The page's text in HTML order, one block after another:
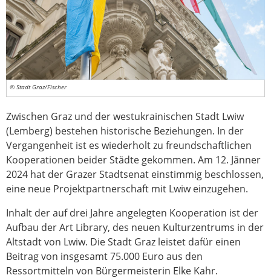
© Stadt Graz/Fischer
Zwischen Graz und der westukrainischen Stadt Lwiw
(Lemberg) bestehen historische Beziehungen. In der
Vergangenheit ist es wiederholt zu freundschaftlichen
Kooperationen beider Städte gekommen. Am 12. Jänner
2024 hat der Grazer Stadtsenat einstimmig beschlossen,
eine neue Projektpartnerschaft mit Lwiw einzugehen.
Inhalt der auf drei Jahre angelegten Kooperation ist der
Aufbau der Art Library, des neuen Kulturzentrums in der
Altstadt von Lwiw. Die Stadt Graz leistet dafür einen
Beitrag von insgesamt 75.000 Euro aus den
Ressortmitteln von Bürgermeisterin Elke Kahr.